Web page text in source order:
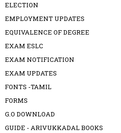
ELECTION
EMPLOYMENT UPDATES
EQUIVALENCE OF DEGREE
EXAM ESLC
EXAM NOTIFICATION
EXAM UPDATES
FONTS -TAMIL
FORMS
G.O DOWNLOAD
GUIDE - ARIVUKKADAL BOOKS